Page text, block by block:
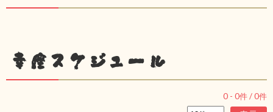
幸座スケジュール
0 - 0件 /0件